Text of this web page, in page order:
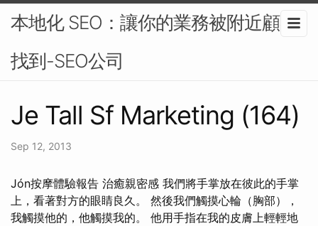
本地化 SEO：讓你的業務被附近顧客
找到-SEO公司
Je Tall Sf Marketing (164)
Sep 12, 2013
Jón按摩體驗報告 治癒親密感 我們將手掌放在彼此的手掌
上，看著對方的眼睛良久。 然後我們觸摸心輪（胸部），
我觸摸他的，他觸摸我的。 他用手指在我的皮膚上輕輕地